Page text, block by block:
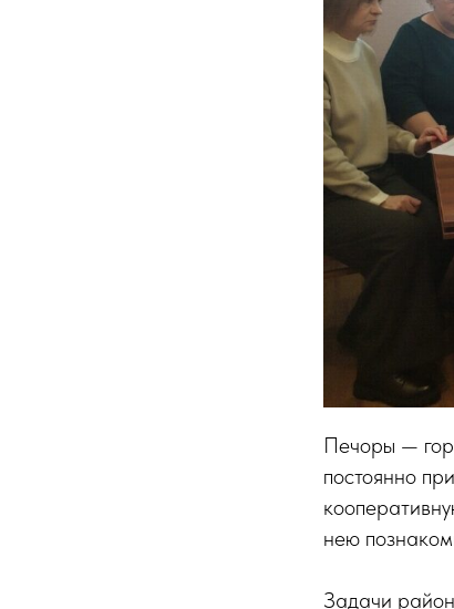
Печоры —
постоянно
нею
Задачи